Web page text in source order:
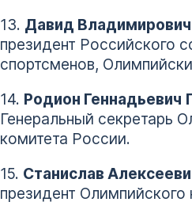
13. Давид
президент Российского
спортсменов,
14. Родион Геннадьевич
Генеральный секретарь
комитета России.
15. Станислав
президент